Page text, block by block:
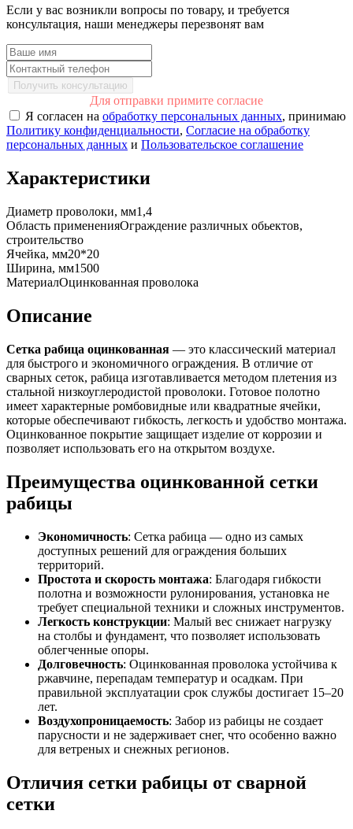
Если у вас возникли вопросы по товару, и требуется
консультация, наши менеджеры перезвонят вам
Получить консультацию
Для отправки примите согласие
Я согласен на обработку персональных данных, принимаю
Политику конфиденциальности, Согласие на обработку
персональных данных и Пользовательское соглашение
Характеристики
Диаметр проволоки, мм1,4
Область примененияОграждение различных обьектов,
строительство
Ячейка, мм20*20
Ширина, мм1500
МатериалОцинкованная проволока
Описание
Сетка рабица оцинкованная — это классический материал
для быстрого и экономичного ограждения. В отличие от
сварных сеток, рабица изготавливается методом плетения из
стальной низкоуглеродистой проволоки. Готовое полотно
имеет характерные ромбовидные или квадратные ячейки,
которые обеспечивают гибкость, легкость и удобство монтажа.
Оцинкованное покрытие защищает изделие от коррозии и
позволяет использовать его на открытом воздухе.
Преимущества оцинкованной сетки
рабицы
Экономичность: Сетка рабица — одно из самых
доступных решений для ограждения больших
территорий.
Простота и скорость монтажа: Благодаря гибкости
полотна и возможности рулонирования, установка не
требует специальной техники и сложных инструментов.
Легкость конструкции: Малый вес снижает нагрузку
на столбы и фундамент, что позволяет использовать
облегченные опоры.
Долговечность: Оцинкованная проволока устойчива к
ржавчине, перепадам температур и осадкам. При
правильной эксплуатации срок службы достигает 15–20
лет.
Воздухопроницаемость: Забор из рабицы не создает
парусности и не задерживает снег, что особенно важно
для ветреных и снежных регионов.
Отличия сетки рабицы от сварной
сетки